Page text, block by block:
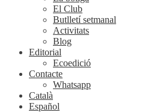
El Club
Butlletí setmanal
Activitats
Blog
Editorial
Ecoedició
Contacte
Whatsapp
Català
Español